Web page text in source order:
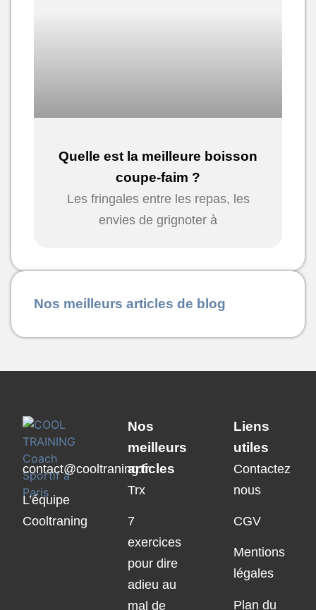
Quelle est la meilleure boisson
coupe-faim ?
Les fringales entre les repas, les
envies de grignoter à
Nos meilleurs articles de blog
contact@cooltraning.fr
L’équipe
Cooltraning
Nos
meilleurs
articles
Trx
7
exercices
pour dire
adieu au
mal de
Liens
utiles
Contactez
nous
CGV
Mentions
légales
Plan du